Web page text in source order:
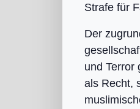
Strafe für
Der
und Terror
als Recht,